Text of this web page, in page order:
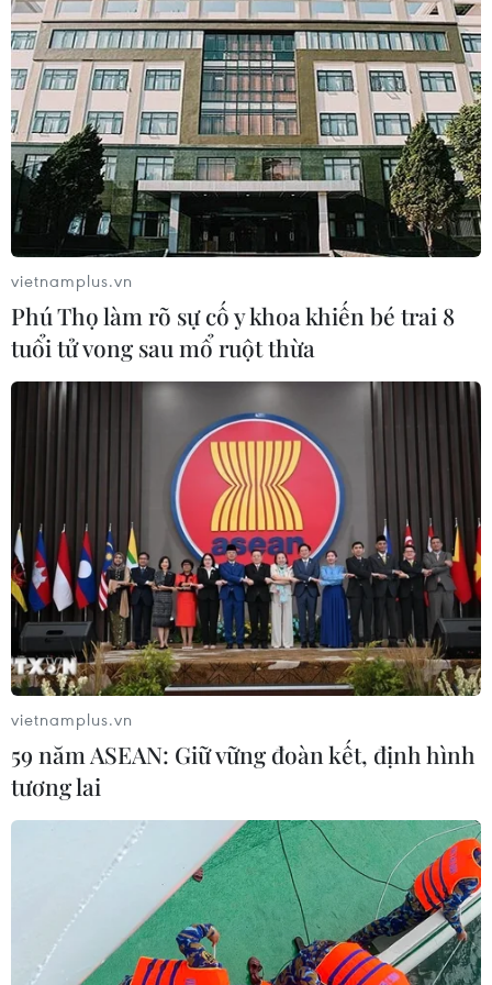
Hà Giang: Hơn 1.000 vận động viên tham
gia Giải Marathon Quốc tế
Trên 1.000 vận động viên, trong đó có 91 vận động viên
quốc tế đến từ 22 quốc gia đã tham gia Giải Marathon
Quốc tế “Chạy trên cung đường Hạnh Phúc” 2019, tổ
chức tại tỉnh Hà Giang.
vietnamplus.vn
Phú Thọ làm rõ sự cố y khoa khiến bé trai 8
tuổi tử vong sau mổ ruột thừa
vietnamplus.vn
59 năm ASEAN: Giữ vững đoàn kết, định hình
tương lai